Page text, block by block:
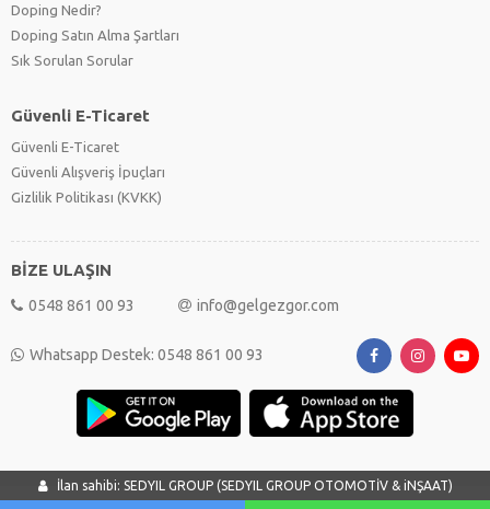
İlan sahibi: SEDYIL GROUP (SEDYIL GROUP OTOMOTİV & iNŞAAT)
Doping Nedir?
Doping Satın Alma Şartları
Sık Sorulan Sorular
Güvenli E-Ticaret
Güvenli E-Ticaret
Güvenli Alışveriş İpuçları
Gizlilik Politikası (KVKK)
BİZE ULAŞIN
0548 861 00 93 info@gelgezgor.com
Whatsapp Destek: 0548 861 00 93